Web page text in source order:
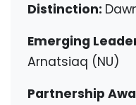
Distinction:
Emerging
Arnatsiaq (NU)
Partnership